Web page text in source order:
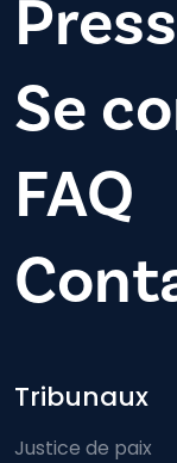
Se
FAQ
Tribunaux
Justice de paix